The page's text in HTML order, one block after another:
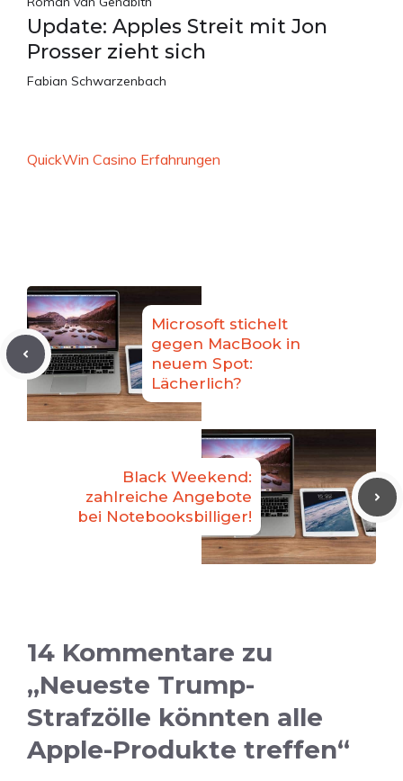
Update: Apples Streit mit Jon
Prosser zieht sich
Fabian Schwarzenbach
QuickWin Casino Erfahrungen
Microsoft stichelt
gegen MacBook in
neuem Spot:
Lächerlich?
Black Weekend:
zahlreiche Angebote
bei Notebooksbilliger!
14 Kommentare zu
„Neueste Trump-
Strafzölle könnten alle
Apple-Produkte treffen“